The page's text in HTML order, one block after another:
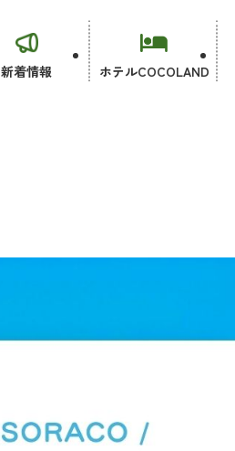
新着情報 ホテルCOCOLAND